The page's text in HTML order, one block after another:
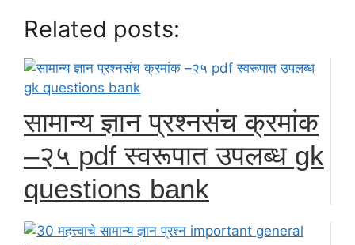
Related posts:
सामान्य ज्ञान प्रश्नसंच क्रमांक
–२५ pdf स्वरूपात उपलब्ध gk
questions bank